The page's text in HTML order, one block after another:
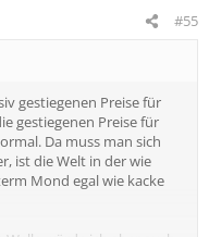
#55
gestiegenen Preise für
gestiegenen Preise für
Da muss man sich
ist die Welt in der wie
Mond egal wie kacke